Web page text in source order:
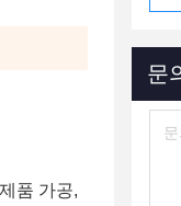
품 가공,
문